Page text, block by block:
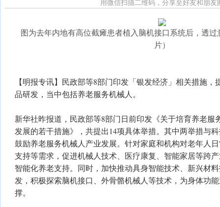
用微信扫描二维码，分享至好友和朋友
图为去年内地有高位截瘫患者植入脑机接口系统后，透
片）
【明报专讯】民政部等8部门印发「银发经济」相关措施
品研发，当中包括养老服务机械人。
新华社昨报道，民政部等8部门日前印发《关于培育养老服
发展的若干措施》，共提出14项具体举措。其中两举措与
鼓励养老服务机械人产业发展。针对家庭和机构对老年人
支持等需求，促进机械人技术、医疗康复、智能家居等跨
智能化养老支持。同时，加快推动具身智能技术、新兴材
发，积极探索脑机接口、外骨骼机械人等技术，为身体功
撑。